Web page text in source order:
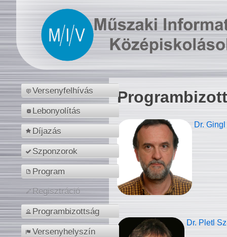
Versenyfelhívás
Lebonyolítás
Díjazás
Szponzorok
Program
Regisztráció
Programbizottság
Versenyhelyszín
Dr.
Dr. Pletl